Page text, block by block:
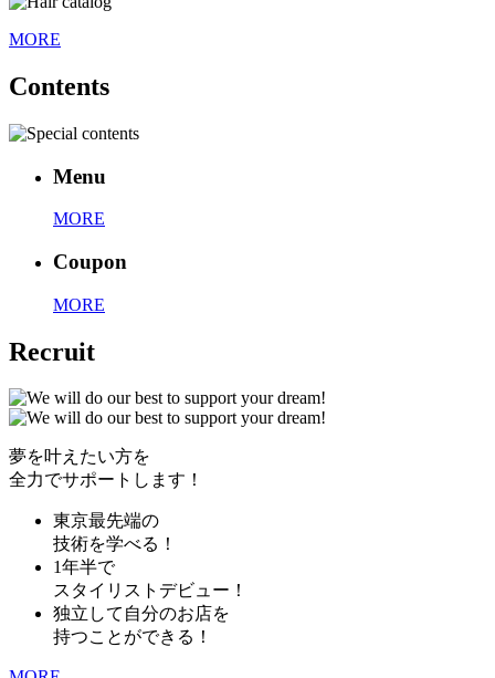
MORE
Contents
Menu
MORE
Coupon
MORE
Recruit
夢を叶えたい方を
全力でサポートします！
東京最先端の
技術を学べる！
1年半で
スタイリストデビュー！
独立して自分のお店を
持つことができる！